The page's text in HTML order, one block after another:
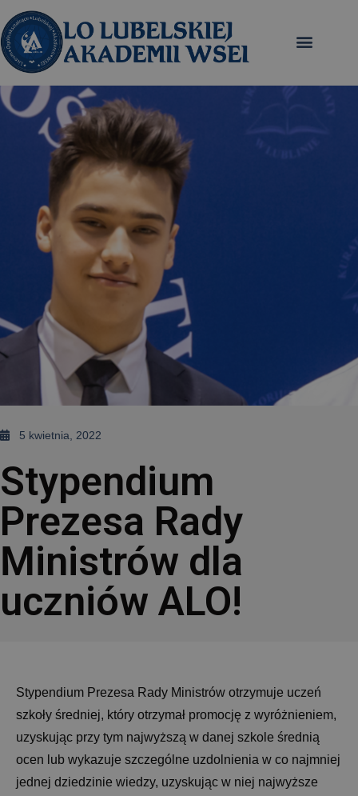
5 kwietnia, 2022
Stypendium
Prezesa Rady
Ministrów dla
uczniów ALO!
Stypendium Prezesa Rady Ministrów otrzymuje uczeń
szkoły średniej, który otrzymał promocję z wyróżnieniem,
uzyskując przy tym najwyższą w danej szkole średnią
ocen lub wykazuje szczególne uzdolnienia w co najmniej
jednej dziedzinie wiedzy, uzyskując w niej najwyższe